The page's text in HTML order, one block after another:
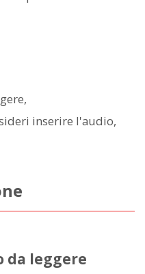
inserire l'audio,
da leggere